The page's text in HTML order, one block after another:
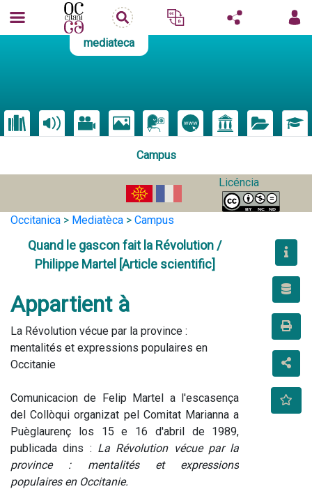
mediateca
Campus
Licéncia
Occitanica > Mediatèca > Campus
Quand le gascon fait la Révolution /
Philippe Martel [Article scientific]
Appartient à
La Révolution vécue par la province :
mentalités et expressions populaires en
Occitanie
Comunicacion de Felip Martel a l'escasença
del Collòqui organizat pel Comitat Marianna a
Puèglaurenç los 15 e 16 d'abril de 1989,
publicada dins : La Révolution vécue par la
province : mentalités et expressions
populaires en Occitanie.